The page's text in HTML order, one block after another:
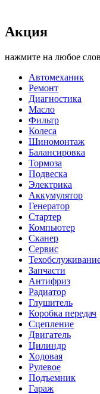
Акция
нажмите на любое
Автомеханик
Ремонт
Диагностика
Масло
Фильтр
Колеса
Шиномонтаж
Балансировка
Тормоза
Подвеска
Электрика
Аккумулятор
Генератор
Стартер
Компьютер
Сканер
Сервис
Запчасти
Антифриз
Радиатор
Глушитель
Коробка передач
Сцепление
Двигатель
Цилиндр
Ходовая
Рулевое
Подъемник
Гараж